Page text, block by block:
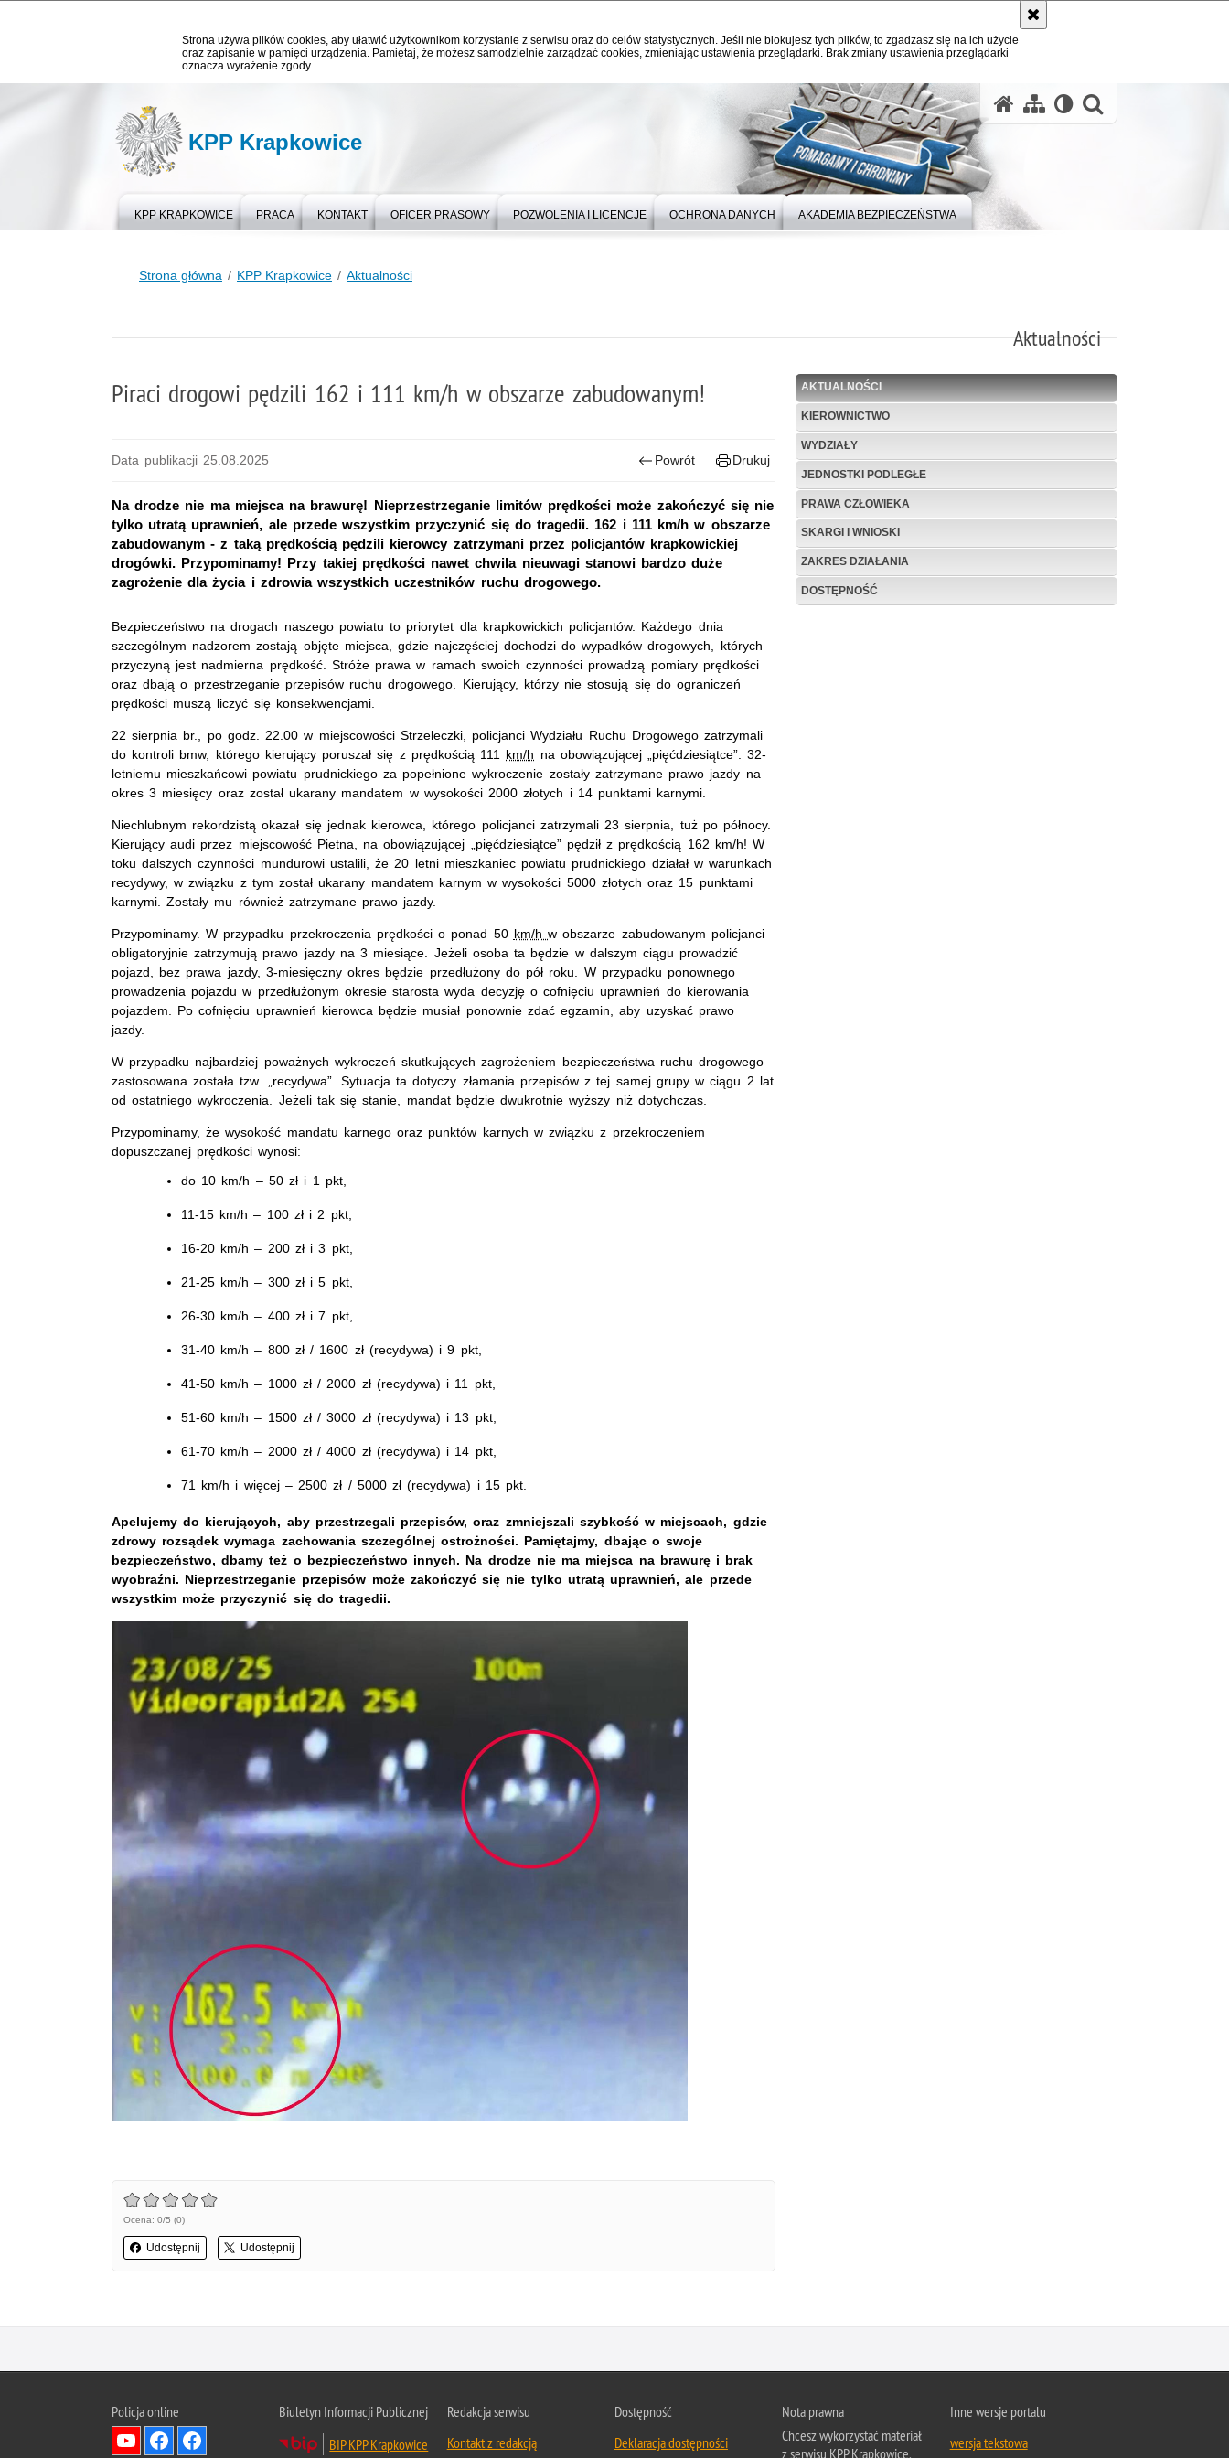
Strona używa plików cookies, aby ułatwić użytkownikom korzystanie z serwisu oraz do celów statystycznych. Jeśli nie blokujesz tych plików, to zgadzasz się na ich użycie
oraz zapisanie w pamięci urządzenia. Pamiętaj, że możesz samodzielnie zarządzać cookies, zmieniając ustawienia przeglądarki. Brak zmiany ustawienia przeglądarki
oznacza wyrażenie zgody.
KPP Krapkowice
KPP KRAPKOWICE PRACA KONTAKT OFICER PRASOWY POZWOLENIA I LICENCJE OCHRONA DANYCH AKADEMIA BEZPIECZEŃSTWA
Strona główna KPP Krapkowice Aktualności
Aktualności
Piraci drogowi pędzili 162 i 111 km/h w obszarze zabudowanym!
Data publikacji 25.08.2025 Powrót Drukuj
Na drodze nie ma miejsca na brawurę! Nieprzestrzeganie limitów prędkości może zakończyć się nie
tylko utratą uprawnień, ale przede wszystkim przyczynić się do tragedii. 162 i 111 km/h w obszarze
zabudowanym - z taką prędkością pędzili kierowcy zatrzymani przez policjantów krapkowickiej
drogówki. Przypominamy! Przy takiej prędkości nawet chwila nieuwagi stanowi bardzo duże
zagrożenie dla życia i zdrowia wszystkich uczestników ruchu drogowego.
Bezpieczeństwo na drogach naszego powiatu to priorytet dla krapkowickich policjantów. Każdego dnia
szczególnym nadzorem zostają objęte miejsca, gdzie najczęściej dochodzi do wypadków drogowych, których
przyczyną jest nadmierna prędkość. Stróże prawa w ramach swoich czynności prowadzą pomiary prędkości
oraz dbają o przestrzeganie przepisów ruchu drogowego. Kierujący, którzy nie stosują się do ograniczeń
prędkości muszą liczyć się konsekwencjami.
22 sierpnia br., po godz. 22.00 w miejscowości Strzeleczki, policjanci Wydziału Ruchu Drogowego zatrzymali
do kontroli bmw, którego kierujący poruszał się z prędkością 111 km/h na obowiązującej „pięćdziesiątce”. 32-
letniemu mieszkańcowi powiatu prudnickiego za popełnione wykroczenie zostały zatrzymane prawo jazdy na
okres 3 miesięcy oraz został ukarany mandatem w wysokości 2000 złotych i 14 punktami karnymi.
Niechlubnym rekordzistą okazał się jednak kierowca, którego policjanci zatrzymali 23 sierpnia, tuż po północy.
Kierujący audi przez miejscowość Pietna, na obowiązującej „pięćdziesiątce” pędził z prędkością 162 km/h! W
toku dalszych czynności mundurowi ustalili, że 20 letni mieszkaniec powiatu prudnickiego działał w warunkach
recydywy, w związku z tym został ukarany mandatem karnym w wysokości 5000 złotych oraz 15 punktami
karnymi. Zostały mu również zatrzymane prawo jazdy.
Przypominamy. W przypadku przekroczenia prędkości o ponad 50 km/hw obszarze zabudowanym policjanci
obligatoryjnie zatrzymują prawo jazdy na 3 miesiące. Jeżeli osoba ta będzie w dalszym ciągu prowadzić
pojazd, bez prawa jazdy, 3-miesięczny okres będzie przedłużony do pół roku. W przypadku ponownego
prowadzenia pojazdu w przedłużonym okresie starosta wyda decyzję o cofnięciu uprawnień do kierowania
pojazdem. Po cofnięciu uprawnień kierowca będzie musiał ponownie zdać egzamin, aby uzyskać prawo
jazdy.
W przypadku najbardziej poważnych wykroczeń skutkujących zagrożeniem bezpieczeństwa ruchu drogowego
zastosowana została tzw. „recydywa”. Sytuacja ta dotyczy złamania przepisów z tej samej grupy w ciągu 2 lat
od ostatniego wykroczenia. Jeżeli tak się stanie, mandat będzie dwukrotnie wyższy niż dotychczas.
Przypominamy, że wysokość mandatu karnego oraz punktów karnych w związku z przekroczeniem
dopuszczanej prędkości wynosi:
do 10 km/h – 50 zł i 1 pkt,
11-15 km/h – 100 zł i 2 pkt,
16-20 km/h – 200 zł i 3 pkt,
21-25 km/h – 300 zł i 5 pkt,
26-30 km/h – 400 zł i 7 pkt,
31-40 km/h – 800 zł / 1600 zł (recydywa) i 9 pkt,
41-50 km/h – 1000 zł / 2000 zł (recydywa) i 11 pkt,
51-60 km/h – 1500 zł / 3000 zł (recydywa) i 13 pkt,
61-70 km/h – 2000 zł / 4000 zł (recydywa) i 14 pkt,
71 km/h i więcej – 2500 zł / 5000 zł (recydywa) i 15 pkt.
Apelujemy do kierujących, aby przestrzegali przepisów, oraz zmniejszali szybkość w miejscach, gdzie
zdrowy rozsądek wymaga zachowania szczególnej ostrożności. Pamiętajmy, dbając o swoje
bezpieczeństwo, dbamy też o bezpieczeństwo innych. Na drodze nie ma miejsca na brawurę i brak
wyobraźni. Nieprzestrzeganie przepisów może zakończyć się nie tylko utratą uprawnień, ale przede
wszystkim może przyczynić się do tragedii.
Ocena: 0/5 (0)
Udostępnij Udostępnij
AKTUALNOŚCI
KIEROWNICTWO
WYDZIAŁY
JEDNOSTKI PODLEGŁE
PRAWA CZŁOWIEKA
SKARGI I WNIOSKI
ZAKRES DZIAŁANIA
DOSTĘPNOŚĆ
Policja online
Biuletyn Informacji Publicznej
BIP KPP Krapkowice
Redakcja serwisu
Kontakt z redakcją
Dostępność
Deklaracja dostępności
Nota prawna
Chcesz wykorzystać materiał
z serwisu KPP Krapkowice.
Inne wersje portalu
wersja tekstowa